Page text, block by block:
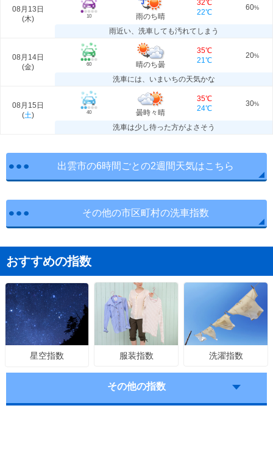
08月13日
(木) 10 雨のち晴
32℃
22℃
60%
雨近い、洗車しても汚れてしまう
08月14日
(金) 60 晴のち曇
35℃
21℃
20%
洗車には、いまいちの天気かな
08月15日
(土) 40 曇時々晴
35℃
24℃
30%
洗車は少し待った方がよさそう
出雲市の6時間ごとの2週間天気はこちら
その他の市区町村の洗車指数
おすすめの指数
星空指数 服装指数 洗濯指数
その他の指数